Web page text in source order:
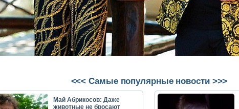
<<< Самые популярные новости >>>
Май Абрикосов: Даже
животные не бросают